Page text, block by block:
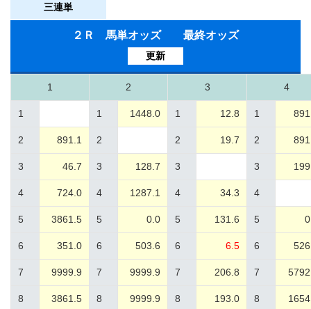
三連単
２Ｒ 馬単オッズ 最終オッズ
更新
1 2 3 4
1 1 1448.0 1 12.8 1
2 891.1 2 2 19.7 2
3 46.7 3 128.7 3 3
4 724.0 4 1287.1 4 34.3 4
5 3861.5 5 0.0 5 131.6 5
6 351.0 6 503.6 6 6.5 6
7 9999.9 7 9999.9 7 206.8 7
8 3861.5 8 9999.9 8 193.0 8